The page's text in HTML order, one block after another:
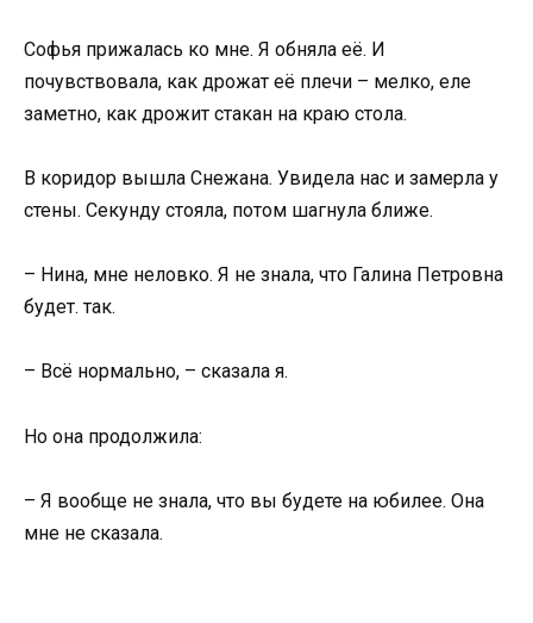
Софья прижалась ко мне. Я обняла её. И
почувствовала, как дрожат её плечи – мелко, еле
заметно, как дрожит стакан на краю стола.
В коридор вышла Снежана. Увидела нас и замерла у
стены. Секунду стояла, потом шагнула ближе.
– Нина, мне неловко. Я не знала, что Галина Петровна
будет. так.
– Всё нормально, – сказала я.
Но она продолжила:
– Я вообще не знала, что вы будете на юбилее. Она
мне не сказала.